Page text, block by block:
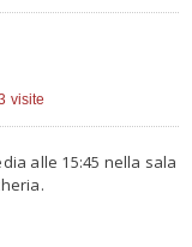
visite
alle 15:45 nella sala